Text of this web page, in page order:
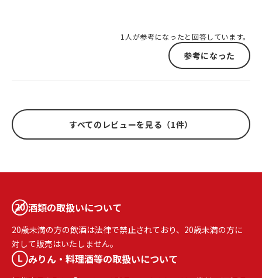
1人が参考になったと回答しています。
参考になった
すべてのレビューを見る（1件）
酒類の取扱いについて
20歳未満の方の飲酒は法律で禁止されており、20歳未満の方に
対して販売はいたしません。
みりん・料理酒等の取扱いについて